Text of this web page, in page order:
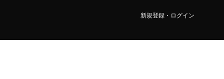
新規登録・ログイン